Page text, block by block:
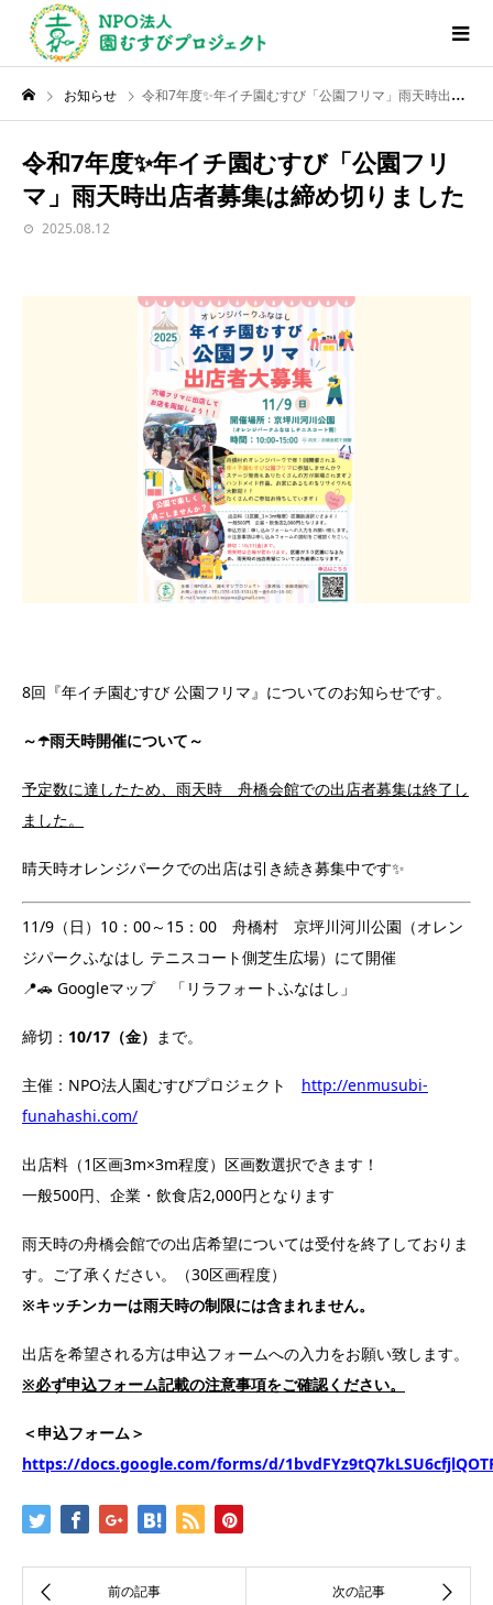
お知らせ 令和7年度✨年イチ園むすび「公園フリマ」雨天時出店者募集は締め切りました
令和7年度✨年イチ園むすび「公園フリ
マ」雨天時出店者募集は締め切りました
2025.08.12
8回『年イチ園むすび 公園フリマ』についてのお知らせです。
～☂️雨天時開催について～
予定数に達したため、雨天時 舟橋会館での出店者募集は終了し
ました。
晴天時オレンジパークでの出店は引き続き募集中です✨
11/9（日）10：00～15：00 舟橋村 京坪川河川公園（オレン
ジパークふなはし テニスコート側芝生広場）にて開催
📍🚗 Googleマップ 「リラフォートふなはし」
締切： 10/17（金） まで。
主催：NPO法人園むすびプロジェクト http://enmusubi-
funahashi.com/
出店料（1区画3m×3m程度）区画数選択できます！
一般500円、企業・飲食店2,000円となります
雨天時の舟橋会館での出店希望については受付を終了しておりま
す。ご了承ください。（30区画程度）
※キッチンカーは雨天時の制限には含まれません。
出店を希望される方は申込フォームへの入力をお願い致します。
※必ず申込フォーム記載の注意事項をご確認ください。
＜申込フォーム＞
https://docs.google.com/forms/d/